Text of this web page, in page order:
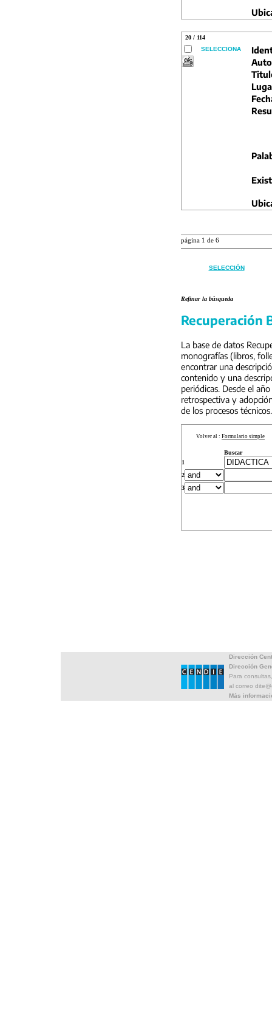
20 / 114
SELECCIONA
página 1 de 6
SELECCIÓN
Refinar la búsqueda
Recuperación
La base de datos
monografías (libros,
encontrar una
contenido y una
periódicas. Desde el
retrospectiva y
de los procesos técnicos.
Volver al : Formulario simple
Buscar
1
2
3
Dirección
Dirección
Para
al correo
Más